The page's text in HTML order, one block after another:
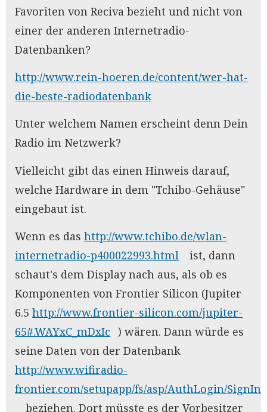
Favoriten von Reciva bezieht und nicht von
einer der anderen Internetradio-
Datenbanken?
http://www.rein-hoeren.de/content/wer-hat-
die-beste-radiodatenbank
Unter welchem Namen erscheint denn Dein
Radio im Netzwerk?
Vielleicht gibt das einen Hinweis darauf,
welche Hardware in dem "Tchibo-Gehäuse"
eingebaut ist.
Wenn es dashttp://www.tchibo.de/wlan-
internetradio-p400022993.html
ist, dann
schaut's dem Display nach aus, als ob es
Komponenten von Frontier Silicon (Jupiter
6.5http://www.frontier-silicon.com/jupiter-
65#.WAYxC_mDxIc ) wären. Dann würde es
seine Daten von der Datenbank
http://www.wifiradio-
frontier.com/setupapp/fs/asp/AuthLogin/
beziehen. Dort müsste es der Vorbesitzer